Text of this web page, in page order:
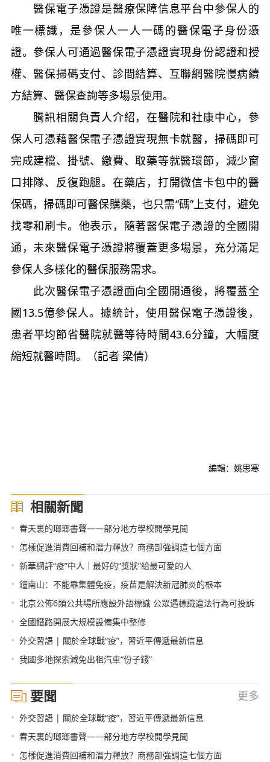
醫保電子憑證是醫療保障信息平台中參保人的
唯一標識，是參保人一人一碼的醫保電子身份憑
證。參保人可通過醫保電子憑證實現身份認證和授
權、醫保掃碼支付、診間結算、互聯網醫院慢病續
方結算、醫保查詢等多場景使用。
騰訊相關負責人介紹，在醫院和社康中心，參
保人可憑藉醫保電子憑證實現無卡就醫，掃碼即可
完成建檔、掛號、繳費、取藥等就醫環節，減少窗
口排隊、反復跑腿。在藥店，打開微信卡包中的醫
保碼，掃碼即可醫保購藥，也只需“碼”上支付，避免
找零和刷卡。他表示，隨著醫保電子憑證的全國開
通，未來醫保電子憑證將覆蓋更多場景，充分滿足
參保人多樣化的醫保服務需求。
此次醫保電子憑證面向全國開通後，將覆蓋全
國13.5億參保人。據統計，使用醫保電子憑證後，
患者平均節省醫院就醫等待時間43.6分鐘，大幅度
縮短就醫時間。（記者 梁倩）
編輯：姚思寒
相關新聞
• 春天裏的瑯瑯書聲——部分地方學校開學見聞
• 怎樣促進消費回補和潛力釋放？商務部強調這七個方面
• 新華網評“疫”中人｜最好的“獎狀”給最可愛的人
• 鐘南山：不能靠集體免疫，疫苗是解決新冠肺炎的根本
• 北京公佈6類公共場所應設外語標識 公眾遇標識違法行為可投訴
• 全國鐵路開展大規模設備集中整修
• 外交習語 | 關於全球戰“疫”，習近平傳遞最新信息
• 我國多地探索減免出租汽車“份子錢”
要聞 更多
• 外交習語 | 關於全球戰“疫”，習近平傳遞最新信息
• 春天裏的瑯瑯書聲——部分地方學校開學見聞
• 怎樣促進消費回補和潛力釋放？商務部強調這七個方面